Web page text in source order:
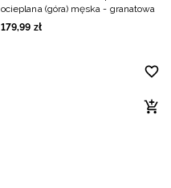
ocieplana (góra) męska - granatowa
179,99 zł